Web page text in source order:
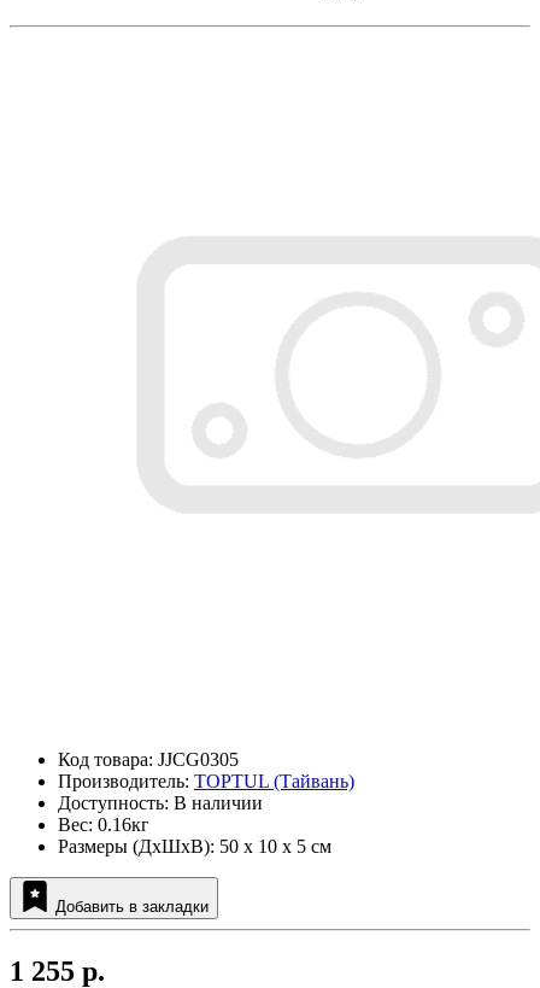
Код товара: JJCG0305
Производитель: TOPTUL (Тайвань)
Доступность: В наличии
Вес: 0.16кг
Размеры (ДxШxВ): 50 x 10 x 5 см
Добавить в закладки
1 255 р.